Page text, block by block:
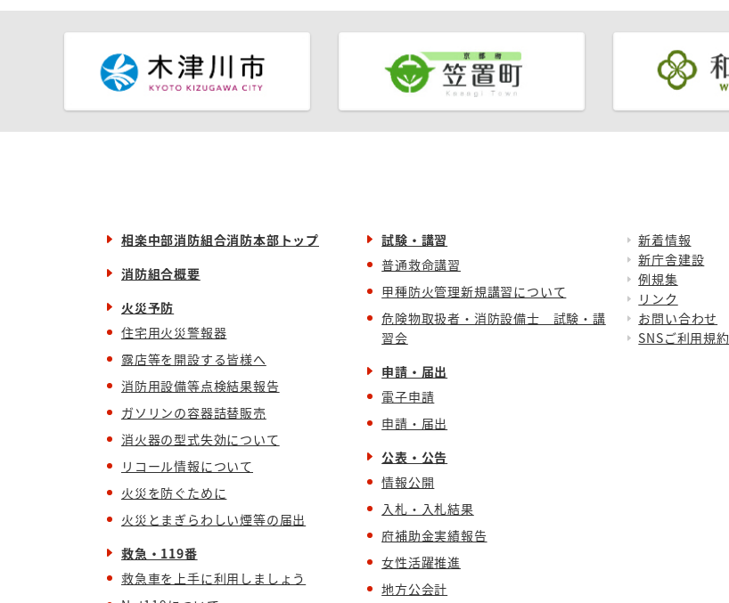
相楽中部消防組合消防本部トップ
消防組合概要
火災予防
住宅用火災警報器
露店等を開設する皆様へ
消防用設備等点検結果報告
ガソリンの容器詰替販売
消火器の型式失効について
リコール情報について
火災を防ぐために
火災とまぎらわしい煙等の届出
救急・119番
救急車を上手に利用しましょう
試験・講習
普通救命講習
甲種防火管理新規講習について
危険物取扱者・消防設備士 試験・講
習会
申請・届出
電子申請
申請・届出
公表・公告
情報公開
入札・入札結果
府補助金実績報告
女性活躍推進
地方公会計
新着情報
新庁舎建設
例規集
リンク
お問い合わせ
SNSご利用規約